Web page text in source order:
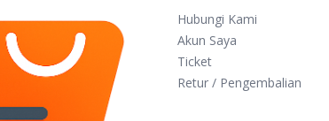
Hubungi Kami
Akun Saya
Ticket
Retur / Pengembalian